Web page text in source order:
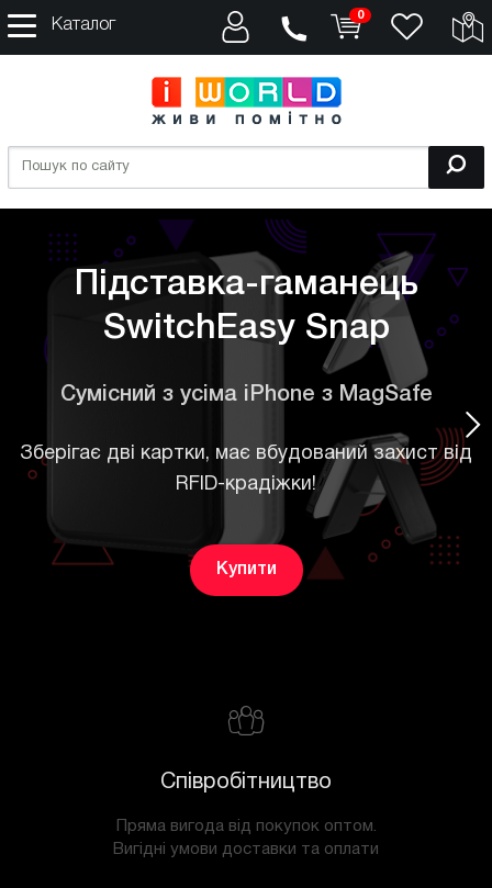
Каталог
0
Підставка-гаманець
SwitchEasy Snap
Сумісний з усіма iPhone з MagSafe
Зберігає дві картки, має вбудований захист від
RFID-крадіжки!
Купити
Next
Співробітництво
Пряма вигода від покупок оптом.
Вигідні умови доставки та оплати